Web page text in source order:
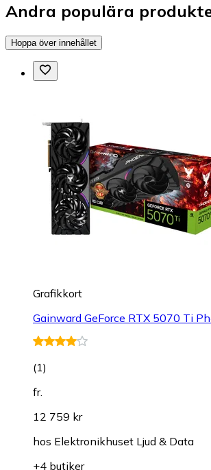
Andra populära
Hoppa över innehållet
Grafikkort
Gainward GeForce RTX 5070 Ti
(1)
fr.
12 759 kr
hos Elektronikhuset Ljud & Data
+4 butiker